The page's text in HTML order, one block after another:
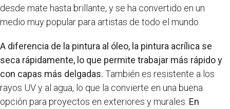
desde mate hasta brillante, y se ha convertido en un
medio muy popular para artistas de todo el mundo.
A diferencia de la pintura al óleo, la pintura acrílica se
seca rápidamente, lo que permite trabajar más rápido y
con capas más delgadas. También es resistente a los
rayos UV y al agua, lo que la convierte en una buena
opción para proyectos en exteriores y murales. En